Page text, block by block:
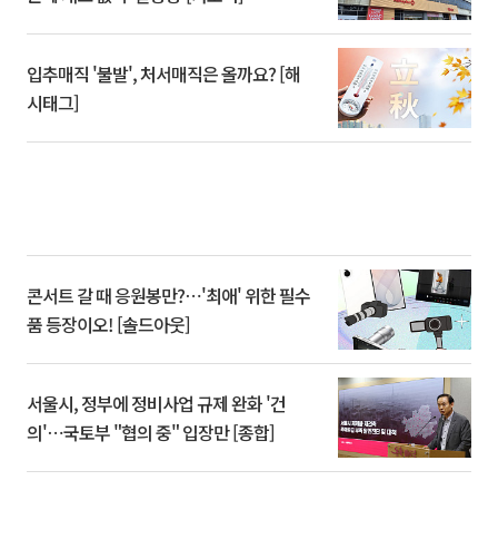
입추매직 '불발', 처서매직은 올까요? [해
시태그]
콘서트 갈 때 응원봉만?⋯'최애' 위한 필수
품 등장이오! [솔드아웃]
서울시, 정부에 정비사업 규제 완화 '건
의'⋯국토부 "협의 중" 입장만 [종합]